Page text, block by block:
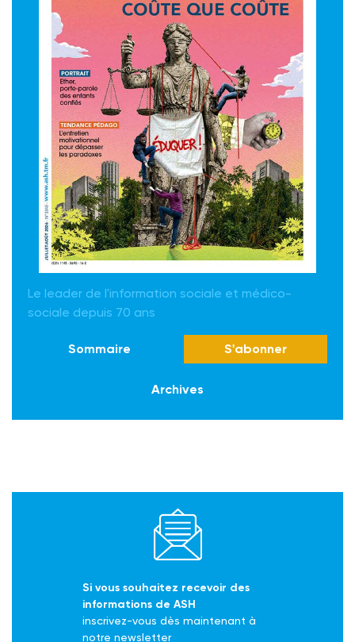
Le leader de l'information sociale et médico-
sociale depuis 70 ans
Sommaire S'abonner
Archives
Si vous souhaitez recevoir des
informations de ASH
inscrivez-vous dès maintenant à
notre newsletter